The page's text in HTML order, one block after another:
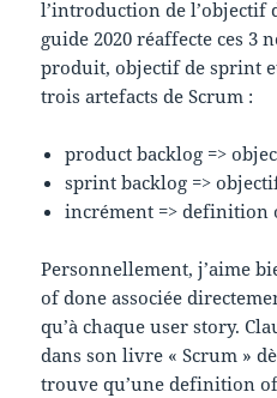
l’introduction de l’objectif
guide 2020 réaffecte ces 3
produit, objectif de sprint
trois artefacts de Scrum :
product backlog =>
sprint backlog =>
incrément => definition
Personnellement, j’aime
of done associée
qu’à chaque user story.
dans son livre « Scrum »
trouve qu’une definition